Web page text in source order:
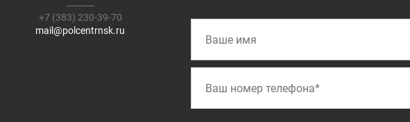
+7 (383) 230-39-70
mail@polcentrnsk.ru